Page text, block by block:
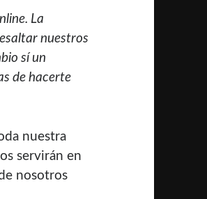
La
nuestros
sí un
de hacerte
nuestra
servirán en
nosotros